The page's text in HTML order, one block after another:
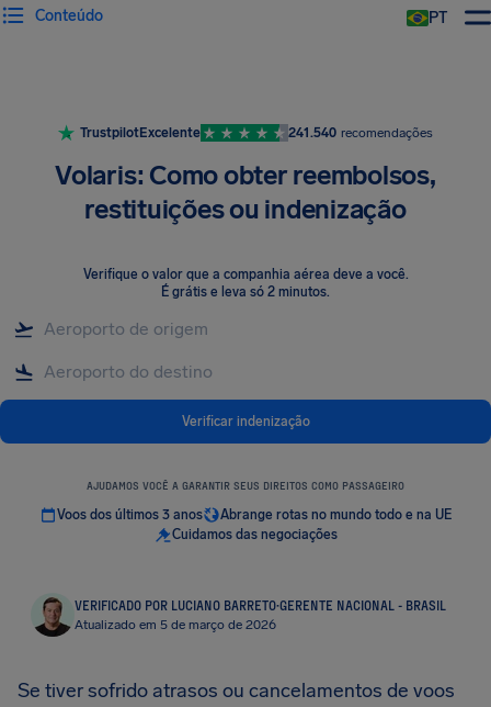
PT
Conteúdo
TrustpilotExcelente 241.540 recomendações
Volaris: Como obter reembolsos,
restituições ou indenização
Verifique o valor que a companhia aérea deve a você.
É grátis e leva só 2 minutos.
Verificar indenização
AJUDAMOS VOCÊ A GARANTIR SEUS DIREITOS COMO PASSAGEIRO
Voos dos últimos 3 anos
Abrange rotas no mundo todo e na UE
Cuidamos das negociações
VERIFICADO POR LUCIANO BARRETO·GERENTE NACIONAL - BRASIL
Atualizado em 5 de março de 2026
Se tiver sofrido atrasos ou cancelamentos de voos